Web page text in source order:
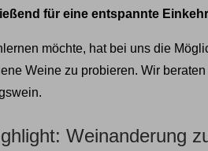
für eine entspannte
möchte, hat bei uns die
Weine zu probieren. Wir
Weinanderung